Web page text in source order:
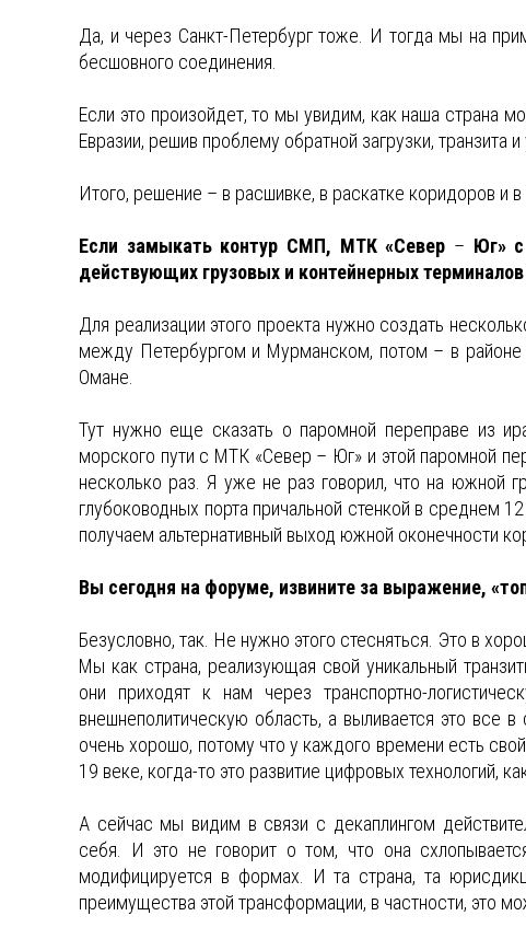
Да, и через Санкт-Петербург тоже. И тогда мы на
бесшовного соединения.
Если это произойдет, то мы увидим, как наша страна
Евразии, решив проблему обратной загрузки, транзита и
Итого, решение – в расшивке, в раскатке коридоров и
Если замыкать контур СМП, МТК «Север – Юг»
действующих грузовых и контейнерных
Для реализации этого проекта нужно создать
между Петербургом и Мурманском, потом – в
Омане.
Тут нужно еще сказать о паромной переправе из
морского пути с МТК «Север – Юг» и этой паромной
несколько раз. Я уже не раз говорил, что на южной
глубоководных порта причальной стенкой в среднем
получаем альтернативный выход южной оконечности
Вы сегодня на форуме, извините за выражение,
Безусловно, так. Не нужно этого стесняться. Это в
Мы как страна, реализующая свой уникальный
они приходят к нам через транспортно-
внешнеполитическую область, а выливается это все
очень хорошо, потому что у каждого времени есть
19 веке, когда-то это развитие цифровых технологий,
А сейчас мы видим в связи с декаплингом
себя. И это не говорит о том, что она
модифицируется в формах. И та страна, та
преимущества этой трансформации, в частности, это